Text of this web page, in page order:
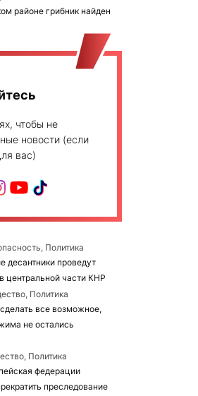
районе грибник найден
чтобы не
новости (если
вас)
Политика
десантники проведут
центральной части КНР
Политика
все возможное,
не остались
Политика
федерации
преследование